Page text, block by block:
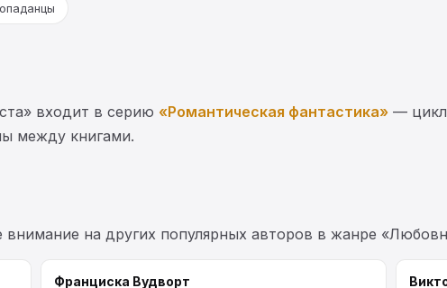
входит в серию «Романтическая фантастика» —
между книгами.
внимание на других популярных авторов в жанре
Франциска Вудворт